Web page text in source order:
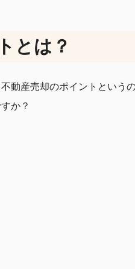
とは？
動産売却のポイントという
か？